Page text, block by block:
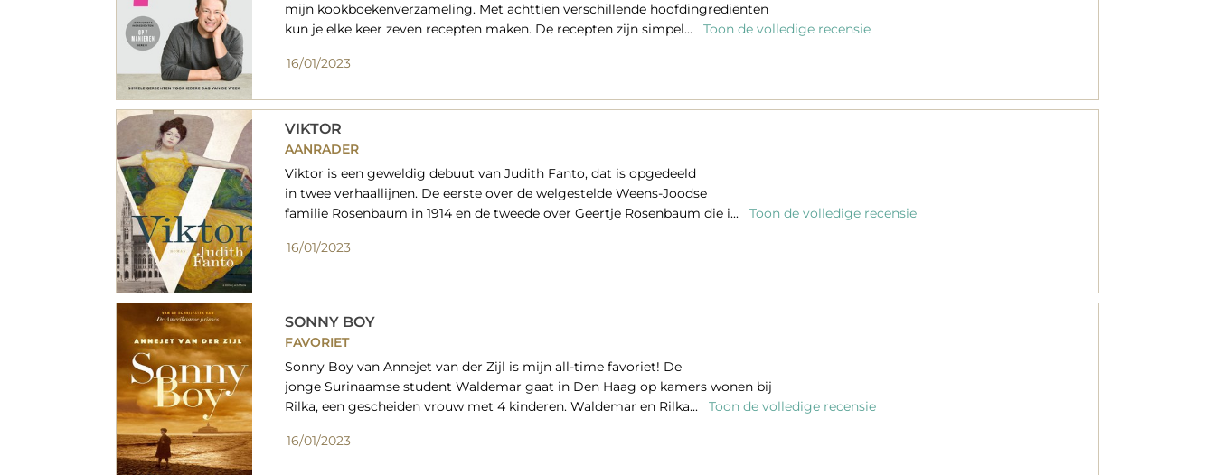
mijn kookboekenverzameling. Met achttien verschillende hoofdingrediënten
kun je elke keer zeven recepten maken. De recepten zijn simpel...
Toon de volledige recensie
16/01/2023
VIKTOR
AANRADER
Viktor is een geweldig debuut van Judith Fanto, dat is opgedeeld
in twee verhaallijnen. De eerste over de welgestelde Weens-Joodse
familie Rosenbaum in 1914 en de tweede over Geertje Rosenbaum die i...
Toon de volledige recensie
16/01/2023
SONNY BOY
FAVORIET
Sonny Boy van Annejet van der Zijl is mijn all-time favoriet! De
jonge Surinaamse student Waldemar gaat in Den Haag op kamers wonen bij
Rilka, een gescheiden vrouw met 4 kinderen. Waldemar en Rilka...
Toon de volledige recensie
16/01/2023